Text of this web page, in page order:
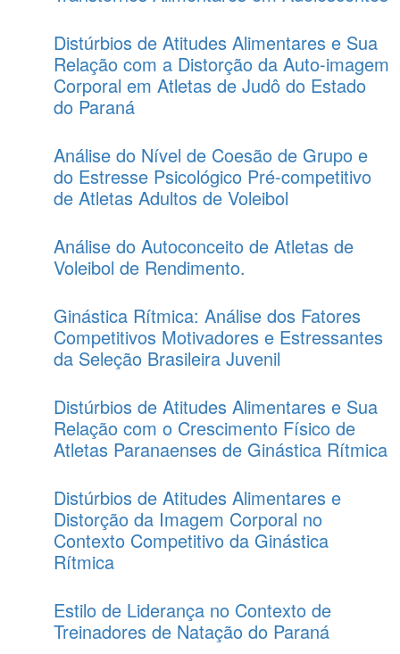
Distúrbios de Atitudes Alimentares e Sua
Relação com a Distorção da Auto-imagem
Corporal em Atletas de Judô do Estado
do Paraná
Análise do Nível de Coesão de Grupo e
do Estresse Psicológico Pré-competitivo
de Atletas Adultos de Voleibol
Análise do Autoconceito de Atletas de
Voleibol de Rendimento.
Ginástica Rítmica: Análise dos Fatores
Competitivos Motivadores e Estressantes
da Seleção Brasileira Juvenil
Distúrbios de Atitudes Alimentares e Sua
Relação com o Crescimento Físico de
Atletas Paranaenses de Ginástica Rítmica
Distúrbios de Atitudes Alimentares e
Distorção da Imagem Corporal no
Contexto Competitivo da Ginástica
Rítmica
Estilo de Liderança no Contexto de
Treinadores de Natação do Paraná